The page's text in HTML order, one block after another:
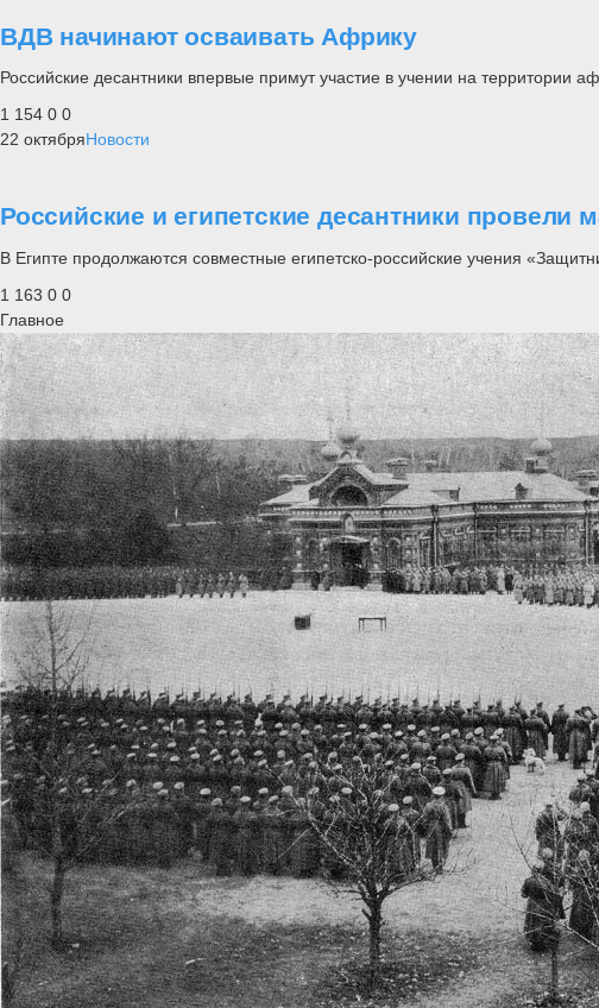
ВДВ начинают осваивать Африку
Российские десантники впервые примут участие в учении на территории
1 154 0 0
22 октябряНовости
Российские и египетские десантники провели
В Египте продолжаются совместные египетско-российские учения
1 163 0 0
Главное